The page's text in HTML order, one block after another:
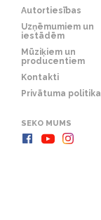
Autortiesības
Uzņēmumiem un
iestādēm
Mūziķiem un
producentiem
Kontakti
Privātuma politika
SEKO MUMS